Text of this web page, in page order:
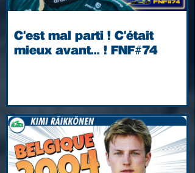
C'est mal parti ! C'était
mieux avant... ! FNF#74